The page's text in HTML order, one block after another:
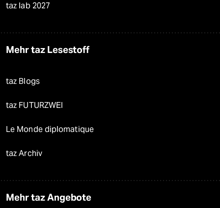
taz lab 2027
Mehr taz Lesestoff
taz Blogs
taz FUTURZWEI
Le Monde diplomatique
taz Archiv
Mehr taz Angebote